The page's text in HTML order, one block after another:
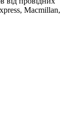
Macmillan,